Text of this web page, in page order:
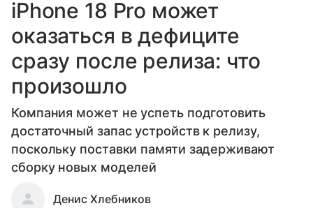
iPhone 18 Pro может
оказаться в дефиците
сразу после релиза: что
произошло
Компания может не успеть подготовить
достаточный запас устройств к релизу,
поскольку поставки памяти задерживают
сборку новых моделей
Денис Хлебников